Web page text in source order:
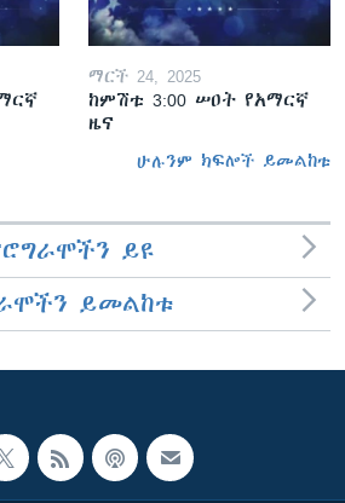
ማርች 24, 2025
ከምሽቱ 3:00 ሠዐት የአማርኛ
ዜና
ሁሉንም ክፍሎች ይመልከቱ
ይዩ
ይመልከቱ